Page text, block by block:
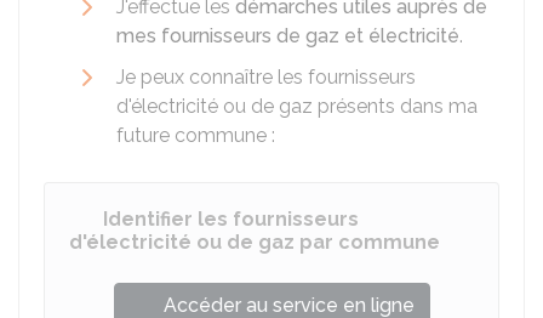
J'effectue les démarches utiles auprès de
mes fournisseurs de gaz et électricité.
Je peux connaître les fournisseurs
d'électricité ou de gaz présents dans ma
future commune :
Identifier les fournisseurs
d'électricité ou de gaz par commune
Accéder au service en ligne